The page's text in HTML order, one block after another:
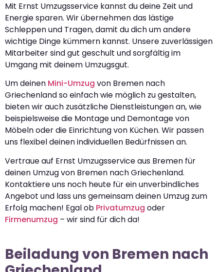
Mit Ernst Umzugsservice kannst du deine Zeit und
Energie sparen. Wir übernehmen das lästige
Schleppen und Tragen, damit du dich um andere
wichtige Dinge kümmern kannst. Unsere zuverlässigen
Mitarbeiter sind gut geschult und sorgfältig im
Umgang mit deinem Umzugsgut.
Um deinen Mini-Umzug von Bremen nach
Griechenland so einfach wie möglich zu gestalten,
bieten wir auch zusätzliche Dienstleistungen an, wie
beispielsweise die Montage und Demontage von
Möbeln oder die Einrichtung von Küchen. Wir passen
uns flexibel deinen individuellen Bedürfnissen an.
Vertraue auf Ernst Umzugsservice aus Bremen für
deinen Umzug von Bremen nach Griechenland.
Kontaktiere uns noch heute für ein unverbindliches
Angebot und lass uns gemeinsam deinen Umzug zum
Erfolg machen! Egal ob Privatumzug oder
Firmenumzug – wir sind für dich da!
Beiladung von Bremen nach